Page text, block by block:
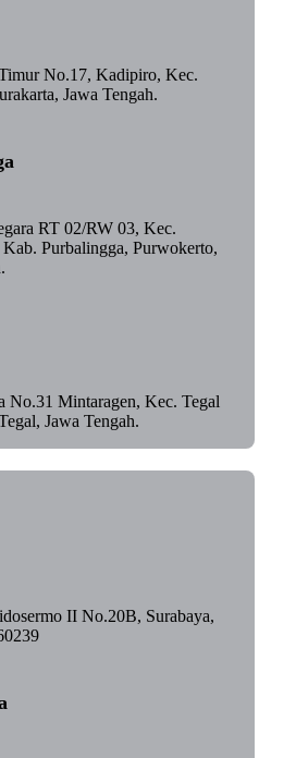
No.17, Kadipiro, Kec.
Jawa Tengah.
RT 02/RW 03, Kec.
Kab. Purbalingga, Purwokerto,
No.31 Mintaragen, Kec. Tegal
Jawa Tengah.
II No.20B, Surabaya,